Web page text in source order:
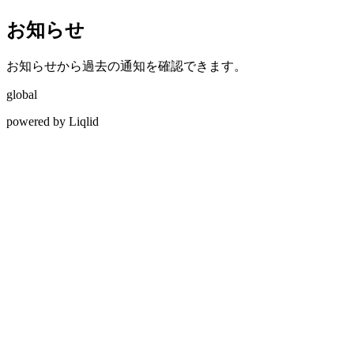
お知らせ
お知らせから過去の通知を確認できます。
global
powered by Liqlid